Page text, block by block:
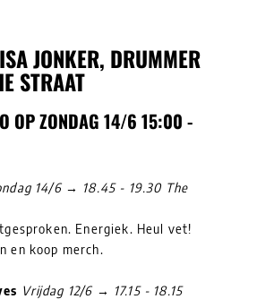
JONKER, DRUMMER
STRAAT
OP ZONDAG 14/6 15:00 -
14/6 → 18.45 - 19.30 The
Energiek. Heul vet!
en koop merch.
Vrijdag 12/6 → 17.15 - 18.15